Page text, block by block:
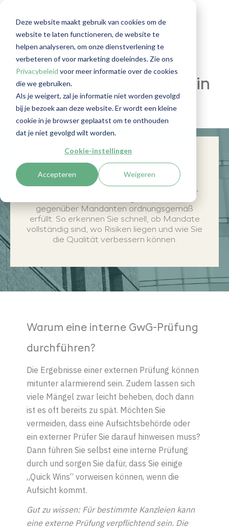
Deze website maakt gebruik van cookies om de
website te laten functioneren, de website te
helpen analyseren, om onze dienstverlening te
verbeteren of voor marketing doeleindes. Zie ons
Privacybeleid voor meer informatie over de cookies
die we gebruiken.
Als je weigert, zal je informatie niet worden gevolgd
bij je bezoek aan deze website. Er wordt een kleine
cookie in je browser geplaatst om te onthouden
dat je niet gevolgd wilt worden.
Cookie-instellingen
Accepteren Weigeren
Interne GwG-Prüfung:
Wie Sie die
Sorgfaltspflichten
gegenüber Mandanten in
Ihrer Kanzlei bewerten
gesetzliche Verpflichtung, es ist jedoch
sinnvoll, sie durchzuführen. Eine interne
Prüfung ermöglicht es Ihnen zu überprüfen,
gegenüber Mandanten ordnungsgemäß
erfüllt. So erkennen Sie schnell, ob Mandate
vollständig sind, wo Risiken liegen und wie Sie
die Qualität verbessern können.
Warum eine interne GwG-Prüfung
durchführen?
Die Ergebnisse einer externen Prüfung können
mitunter alarmierend sein. Zudem lassen sich
viele Mängel zwar leicht beheben, doch dann
ist es oft bereits zu spät. Möchten Sie
vermeiden, dass eine Aufsichtsbehörde oder
ein externer Prüfer Sie darauf hinweisen muss?
Dann führen Sie selbst eine interne Prüfung
durch und sorgen Sie dafür, dass Sie einige
„Quick Wins“ vorweisen können, wenn die
Aufsicht kommt.
Gut zu wissen: Für bestimmte Kanzleien kann
eine externe Prüfung verpflichtend sein. Die